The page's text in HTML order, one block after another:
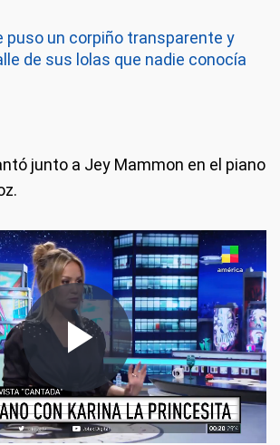
puso un corpiño transparente y
de sus lolas que nadie conocía
junto a Jey Mammon en el piano